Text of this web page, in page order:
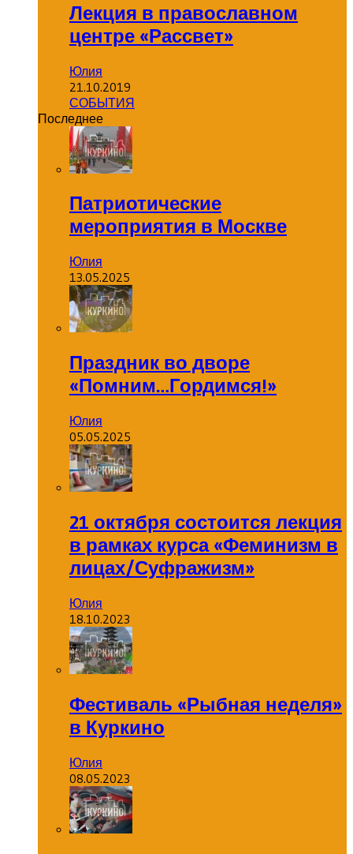
Лекция в православном
центре «Рассвет»
Юлия
21.10.2019
СОБЫТИЯ
Последнее
Патриотические
мероприятия в Москве
Юлия
13.05.2025
Праздник во дворе
«Помним…Гордимся!»
Юлия
05.05.2025
21 октября состоится лекция
в рамках курса «Феминизм в
лицах/Суфражизм»
Юлия
18.10.2023
Фестиваль «Рыбная неделя»
в Куркино
Юлия
08.05.2023